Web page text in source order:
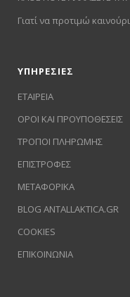
Γιατί να προτιμώ
ΥΠΗΡΕΣΙΕΣ
ΕΤΑΙΡΕΙΑ
ΟΡΟΙ ΚΑΙ ΠΡΟΥΠΟΘΕΣΕΙΣ
ΤΡΟΠΟΙ ΠΛΗΡΩΜΗΣ
ΕΠΙΣΤΡΟΦΕΣ
ΜΕΤΑΦΟΡΙΚΑ
BLOG ANTALLAKTICA.GR
COOKIES
ΕΠΙΚΟΙΝΩΝΙΑ